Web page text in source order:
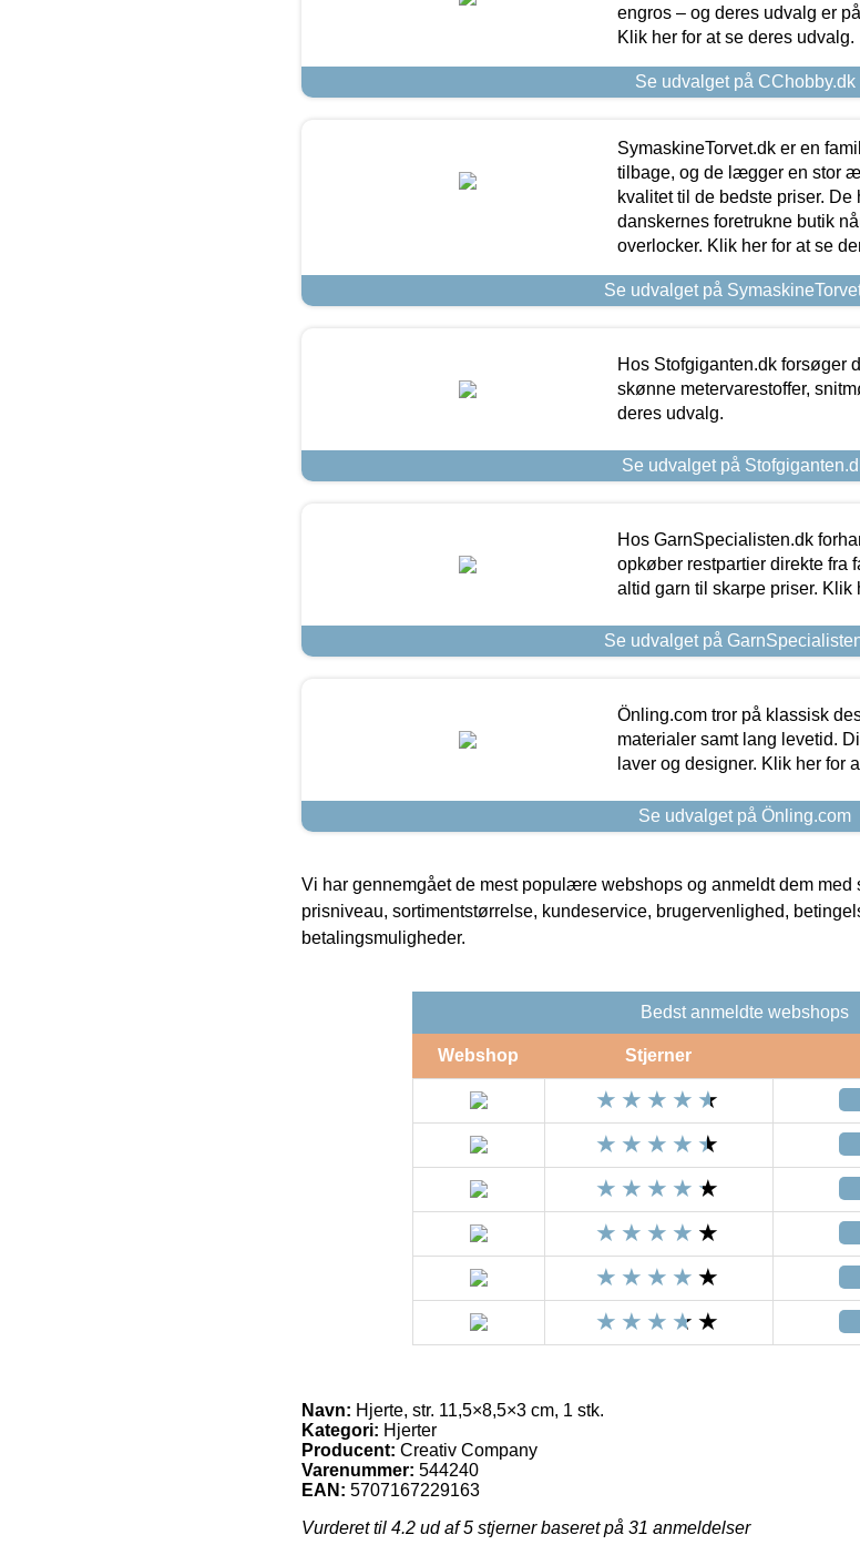
engros – og deres udvalg er
Klik her for at se deres udvalg.
Se udvalget på CChobby.dk
SymaskineTorvet.dk er en
tilbage, og de lægger en stor
kvalitet til de bedste priser.
danskernes foretrukne butik
overlocker. Klik her for at se
Se udvalget på
Hos Stofgiganten.dk forsøger
skønne metervarestoffer,
deres udvalg.
Se udvalget på
Hos GarnSpecialisten.dk
opkøber restpartier direkte fra
altid garn til skarpe priser. Klik
Se udvalget på
Önling.com tror på klassisk
materialer samt lang levetid.
laver og designer. Klik her for
Se udvalget på Önling.com
Vi har gennemgået de mest populære webshops og anmeldt dem med
prisniveau, sortimentstørrelse, kundeservice, brugervenlighed,
betalingsmuligheder.
Bedst anmeldte webshops
Webshop Stjerner
Navn: Hjerte, str. 11,5×8,5×3 cm, 1 stk.
Kategori: Hjerter
Producent: Creativ Company
Varenummer: 544240
EAN: 5707167229163
Vurderet til 4.2 ud af 5 stjerner baseret på 31 anmeldelser